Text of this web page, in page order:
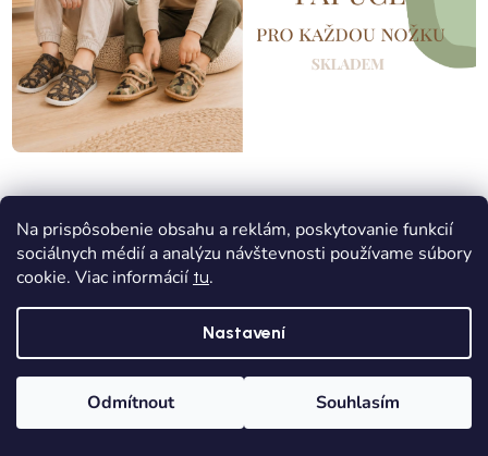
Na prispôsobenie obsahu a reklám, poskytovanie funkcií
sociálnych médií a analýzu návštevnosti používame súbory
cookie. Viac informácií tu.
Nastavení
Odmítnout Souhlasím